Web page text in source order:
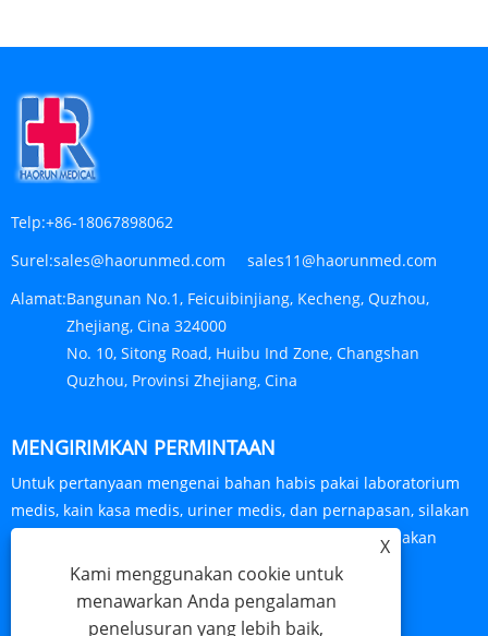
Telp:+86-18067898062
Surel:sales@haorunmed.com sales11@haorunmed.com
Alamat:Bangunan No.1, Feicuibinjiang, Kecheng, Quzhou,
Zhejiang, Cina 324000
No. 10, Sitong Road, Huibu Ind Zone, Changshan
Quzhou, Provinsi Zhejiang, Cina
MENGIRIMKAN PERMINTAAN
Untuk pertanyaan mengenai bahan habis pakai laboratorium
medis, kain kasa medis, uriner medis, dan pernapasan, silakan
tinggalkan alamat email Anda kepada kami dan kami akan
menghubungi Anda dalam waktu 24 jam.
PERTANYAAN SEKARANG
X
Kami menggunakan cookie untuk
menawarkan Anda pengalaman
penelusuran yang lebih baik,